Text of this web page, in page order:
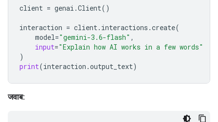
client = genai .Client()
interaction = client. interactions .create(
model="gemini-3.6-flash" ,
input="Explain how AI works in a few words"
)
print(interaction .output_text)
जवाब: